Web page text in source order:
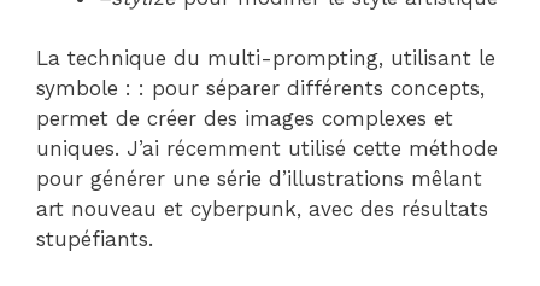
La technique du multi-prompting, utilisant le
symbole : : pour séparer différents concepts,
permet de créer des images complexes et
uniques. J’ai récemment utilisé cette méthode
pour générer une série d’illustrations mêlant
art nouveau et cyberpunk, avec des résultats
stupéfiants.